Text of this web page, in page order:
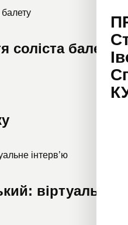
соліста балету
віртуальне